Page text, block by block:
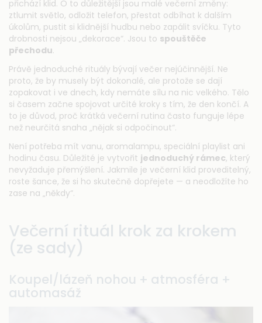
přichází klid. O to důležitější jsou malé večerní změny:
ztlumit světlo, odložit telefon, přestat odbíhat k dalším
úkolům, pustit si klidnější hudbu nebo zapálit svíčku. Tyto
drobnosti nejsou „dekorace“. Jsou to spouštěče
přechodu.
Právě jednoduché rituály bývají večer nejúčinnější. Ne
proto, že by musely být dokonalé, ale protože se dají
zopakovat i ve dnech, kdy nemáte sílu na nic velkého. Tělo
si časem začne spojovat určité kroky s tím, že den končí. A
to je důvod, proč krátká večerní rutina často funguje lépe
než neurčitá snaha „nějak si odpočinout“.
Není potřeba mít vanu, aromalampu, speciální playlist ani
hodinu času. Důležité je vytvořit jednoduchý rámec, který
nevyžaduje přemýšlení. Jakmile je večerní klid proveditelný,
roste šance, že si ho skutečně dopřejete — a neodložíte ho
zase na „někdy“.
Večerní rituál krok za krokem
(ze sady)
Koupel/lázeň nohou + atmosféra +
automasáž